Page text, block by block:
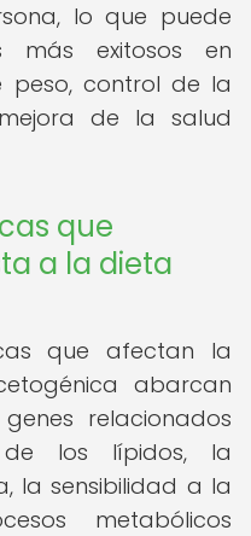
lo que puede
más exitosos en
peso, control de la
de la salud
que
a la dieta
que afectan la
abarcan
relacionados
los lípidos, la
la sensibilidad a la
metabólicos